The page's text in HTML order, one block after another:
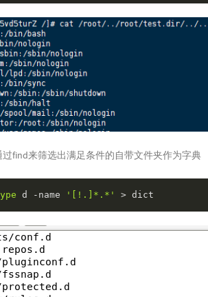
find来筛选出满足条件的自带文件夹作为字典
d -name '[!.]*.*' > dict